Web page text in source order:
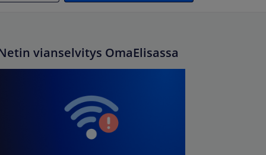
vianselvitys OmaElisassa